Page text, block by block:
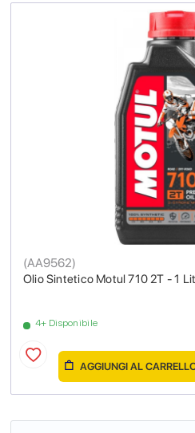
Olio Sintetico Motul 710 2T - 1
(AA9562)
4+ Disponibile
AGGIUNGI AL